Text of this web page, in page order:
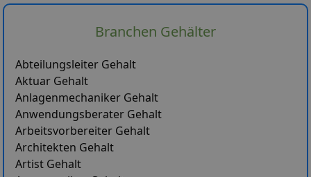
Branchen Gehälter
Abteilungsleiter Gehalt
Aktuar Gehalt
Anlagenmechaniker Gehalt
Anwendungsberater Gehalt
Arbeitsvorbereiter Gehalt
Architekten Gehalt
Artist Gehalt